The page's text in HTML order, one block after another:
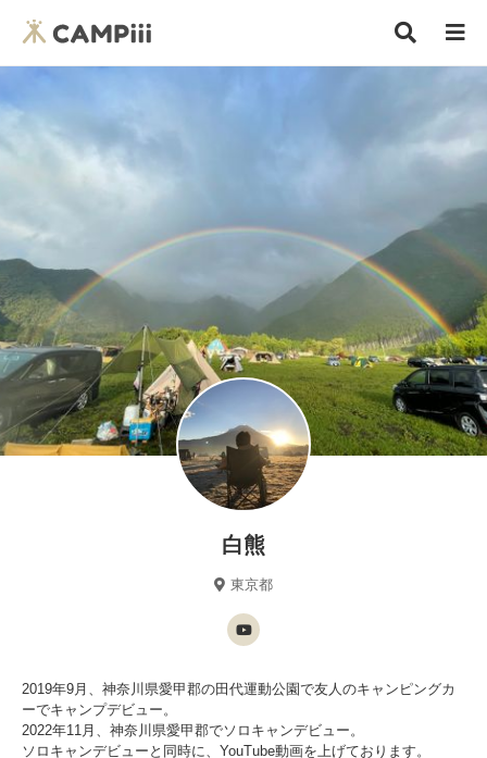
白熊
東京都
2019年9月、神奈川県愛甲郡の田代運動公園で友人のキャンピングカ
ーでキャンプデビュー。
2022年11月、神奈川県愛甲郡でソロキャンデビュー。
ソロキャンデビューと同時に、YouTube動画を上げております。